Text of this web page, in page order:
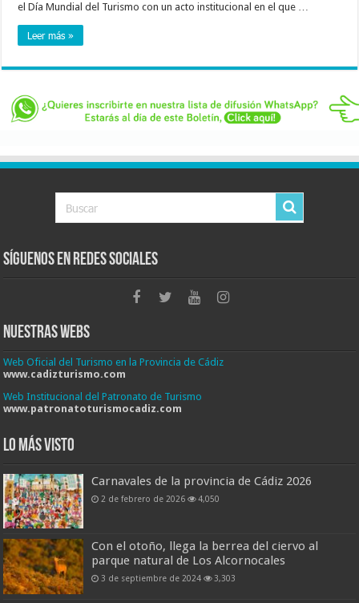
el Día Mundial del Turismo con un acto institucional en el que …
Leer más »
Síguenos en Redes Sociales
Nuestras Webs
Web Oficial del Turismo en la Provincia de Cádiz
www.cadizturismo.com
Web Institucional del Patronato de Turismo
www.patronatoturismocadiz.com
Lo más visto
Carnavales de la provincia de Cádiz 2026
2 de febrero de 2026 4,050
Con el otoño, llega la berrea del ciervo al
parque natural de Los Alcornocales
3 de septiembre de 2024 3,303